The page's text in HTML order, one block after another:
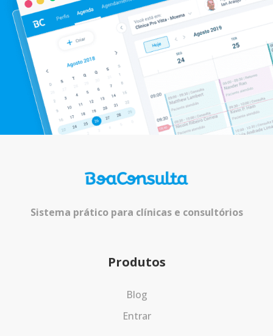
Sistema prático para clínicas e consultórios
Produtos
Blog
Entrar